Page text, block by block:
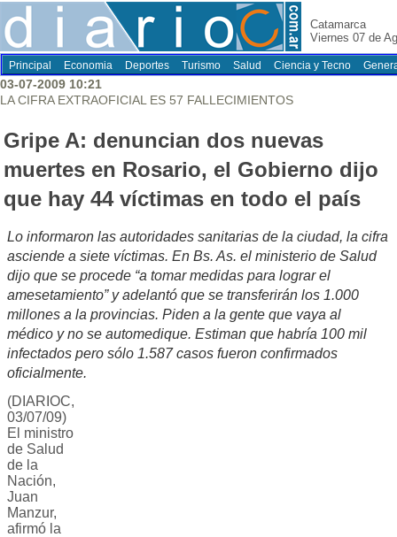
Catamarca
Viernes 07 de
Principal Economia Deportes Turismo Salud Ciencia y Tecno
03-07-2009 10:21
LA CIFRA EXTRAOFICIAL ES 57 FALLECIMIENTOS
Gripe A: denuncian dos nuevas
muertes en Rosario, el Gobierno dijo
que hay 44 víctimas en todo el país
Lo informaron las autoridades sanitarias de la ciudad, la cifra
asciende a siete víctimas. En Bs. As. el ministerio de Salud
dijo que se procede “a tomar medidas para lograr el
amesetamiento” y adelantó que se transferirán los 1.000
millones a la provincias. Piden a la gente que vaya al
médico y no se automedique. Estiman que habría 100 mil
infectados pero sólo 1.587 casos fueron confirmados
oficialmente.
(DIARIOC,
03/07/09)
El ministro
de Salud
de la
Nación,
Juan
Manzur,
afirmó la